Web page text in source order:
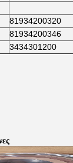
81934200320
81934200346
3434301200